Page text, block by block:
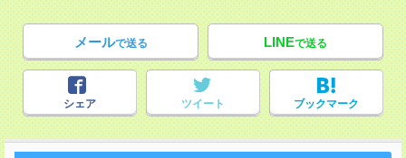
メールで送る LINEで送る
シェア ツイート ブックマーク